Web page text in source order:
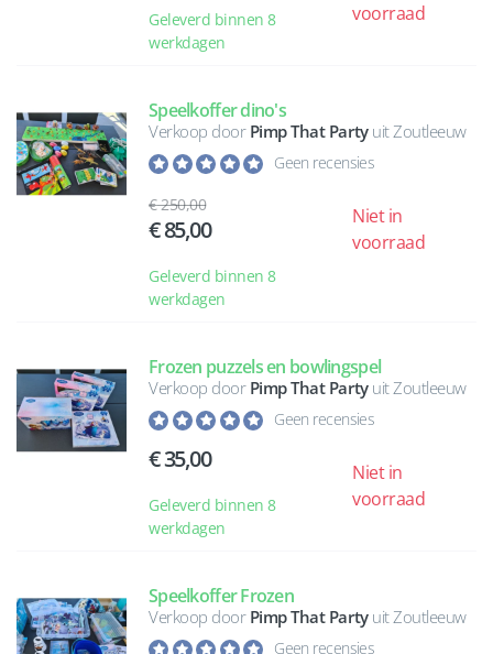
Geleverd binnen 8
werkdagen
voorraad
Speelkoffer dino's
Verkoop door Pimp That Partyuit Zoutleeuw
Geen recensies
250,00
85,00
Geleverd binnen 8
werkdagen
Niet in
voorraad
Frozen puzzels en bowlingspel
Verkoop door Pimp That Partyuit Zoutleeuw
Geen recensies
35,00
Geleverd binnen 8
werkdagen
Niet in
voorraad
Speelkoffer Frozen
Verkoop door Pimp That Partyuit Zoutleeuw
Geen recensies